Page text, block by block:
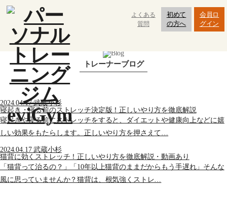
よくある
質問
初めて
の方へ
会員ロ
グイン
パーソナルジムeviGym 武蔵小杉 トレーナーブログ
トレーナーブログ
2024.04.17武蔵小杉
寝起き・寝る前のストレッチ決定版！正しいやり方を徹底解説
寝起きや寝る前にストレッチをすると、ダイエットや健康向上などに嬉
しい効果をもたらします。正しいやり方を押さえて…
2024.04.17武蔵小杉
猫背に効くストレッチ！正しいやり方を徹底解説・動画あり
「猫背って治るの？」「10年以上猫背のままだからもう手遅れ」そんな
風に思っていませんか？猫背は、根気強くストレ…